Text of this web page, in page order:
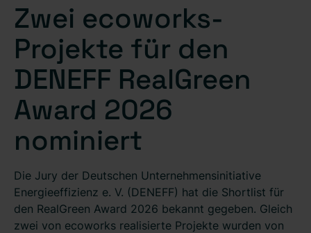
Zwei ecoworks-
Projekte für den
DENEFF RealGreen
Award 2026
nominiert
Die Jury der Deutschen Unternehmensinitiative
Energieeffizienz e. V. (DENEFF) hat die Shortlist für
den RealGreen Award 2026 bekannt gegeben. Gleich
zwei von ecoworks realisierte Projekte wurden von